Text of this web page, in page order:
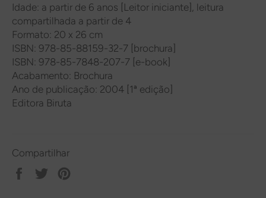
Idade: a partir de 6 anos [Leitor iniciante], leitura
compartilhada a partir de 4
Formato: 20 x 26 cm
ISBN: 978-85-88159-32-7 [brochura]
ISBN: 978-85-7848-207-7 [e-book]
Acabamento: Brochura
Ano de publicação: 2004 [1ª edição]
Editora Biruta
Compartilhar
Compartilhar
Tweetar